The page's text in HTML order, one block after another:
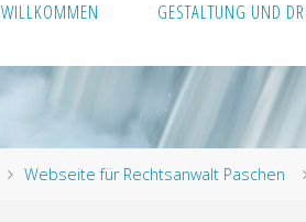
WILLKOMMEN GESTALTUNG UND
Webseite für Rechtsanwalt Paschen